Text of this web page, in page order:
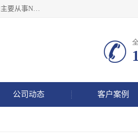
湖州恩斯凯工业技术有限公司位于湖州长兴，公司作为机械零部件以及多个品牌工业零配件专业集成供应商。本公司主要从事NSK进口轴承、SKF进口轴承、FAG进口轴承、NTN进口轴承、国产轴承：ZWZ、HRB、C&U轴承外球面轴承、导轨、丝杠、滑块、 润滑油、工业皮带及其他工业零部件的销售.
公司动态 客户案例